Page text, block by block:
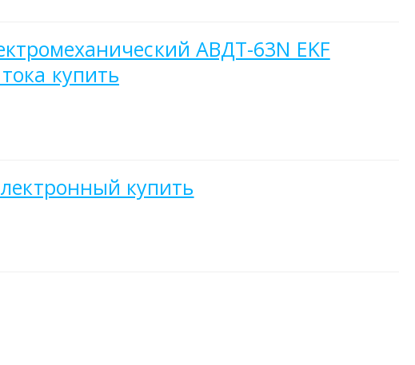
АВДТ-63N EKF
купить
купить